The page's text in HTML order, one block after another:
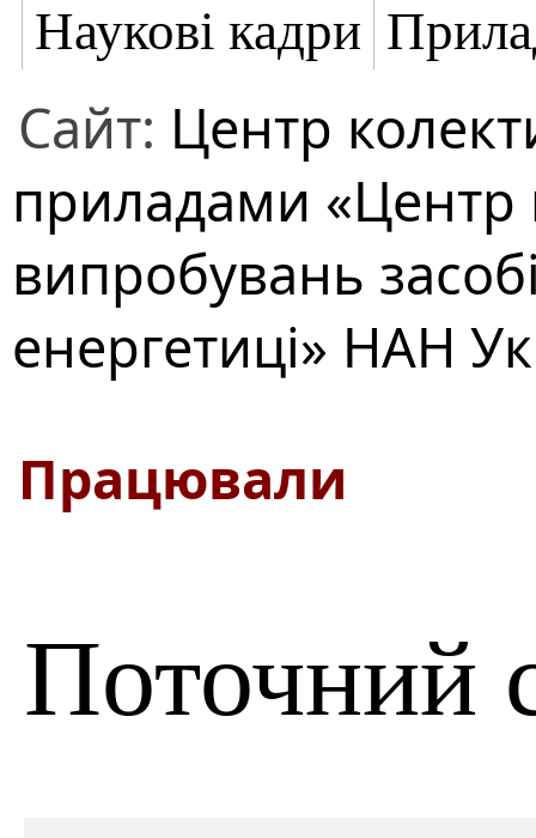
Наукові кадри
Сайт: Центр
приладами «Центр
випробувань
енергетиці» НАН
Працювали
Поточний